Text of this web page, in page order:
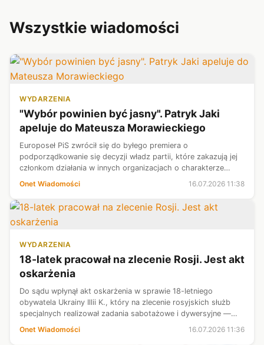
Wszystkie wiadomości
WYDARZENIA
"Wybór powinien być jasny". Patryk Jaki
apeluje do Mateusza Morawieckiego
Europoseł PiS zwrócił się do byłego premiera o
podporządkowanie się decyzji władz partii, które zakazują jej
członkom działania w innych organizacjach o charakterze
Onet Wiadomości 16.07.2026 11:38
WYDARZENIA
18-latek pracował na zlecenie Rosji. Jest akt
oskarżenia
Do sądu wpłynął akt oskarżenia w sprawie 18-letniego
obywatela Ukrainy Illii K., który na zlecenie rosyjskich służb
specjalnych realizował zadania sabotażowe i dywersyjne —
poinformował rzecznik ministra koordynatora służb
Onet Wiadomości 16.07.2026 11:36